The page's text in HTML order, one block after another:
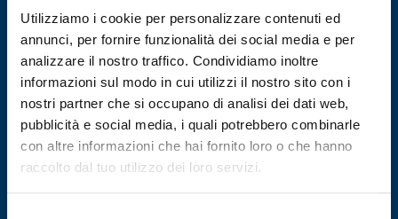
Utilizziamo i cookie per personalizzare contenuti ed
annunci, per fornire funzionalità dei social media e per
analizzare il nostro traffico. Condividiamo inoltre
informazioni sul modo in cui utilizzi il nostro sito con i
nostri partner che si occupano di analisi dei dati web,
pubblicità e social media, i quali potrebbero combinarle
con altre informazioni che hai fornito loro o che hanno
raccolto dal tuo utilizzo dei loro servizi.
Gift Card Online Store
possono
essere
scelte
nella
pagina
del
prodotto